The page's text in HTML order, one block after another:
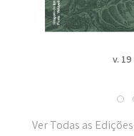
v.
Ver Todas as Edições